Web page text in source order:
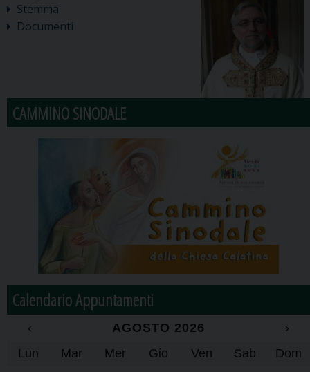
Stemma
Documenti
CAMMINO SINODALE
Calendario Appuntamenti
‹ AGOSTO 2026
›
Lun
Mar Mer Gio Ven Sab Dom